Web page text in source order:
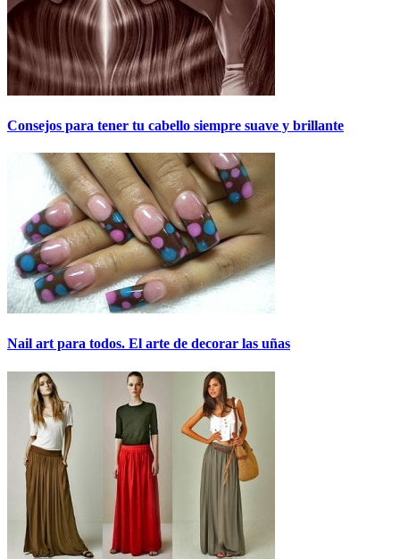
Consejos para tener tu cabello siempre suave y brillante
Nail art para todos. El arte de decorar las uñas